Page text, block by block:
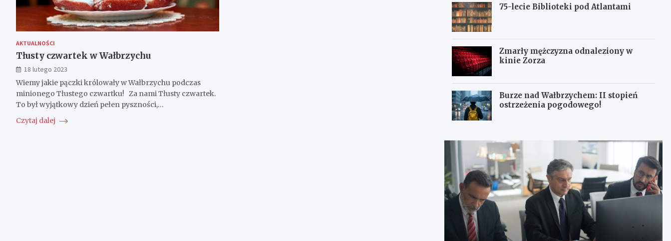
AKTUALNOŚCI
Tłusty czwartek w Wałbrzychu
18 lutego 2023
Wiemy jakie pączki królowały w Wałbrzychu podczas
minionego Tłustego czwartku! Za nami Tłusty czwartek.
To był wyjątkowy dzień pełen pyszności,…
Czytaj dalej
75-lecie Biblioteki pod Atlantami
Zmarły mężczyzna odnaleziony w
kinie Zorza
Burze nad Wałbrzychem: II stopień
ostrzeżenia pogodowego!